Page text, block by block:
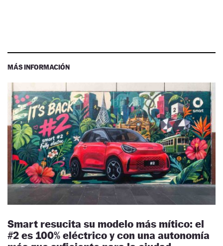
MÁS INFORMACIÓN
Smart resucita su modelo más mítico: el
#2 es 100% eléctrico y con una autonomía